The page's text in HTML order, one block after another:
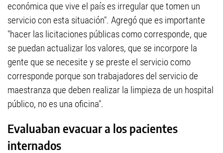
económica que vive el país es irregular que tomen un
servicio con esta situación". Agregó que es importante
"hacer las licitaciones públicas como corresponde, que
se puedan actualizar los valores, que se incorpore la
gente que se necesite y se preste el servicio como
corresponde porque son trabajadores del servicio de
maestranza que deben realizar la limpieza de un hospital
público, no es una oficina".
Evaluaban evacuar a los pacientes
internados